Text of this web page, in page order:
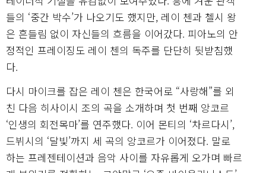
들의 ‘중간 박수’가 나오기도 했지만, 레이 첸과 첼시 왕
은 흔들림 없이 자신들의 흐름을 이어갔다. 피아노의 안
정적인 프레이징도 레이 첸의 독주를 단단히 뒷받침했
다.
다시 마이크를 잡은 레이 첸은 한국어로 “사랑해”를 외
친 다음 히사이시 조의 곡을 소개하며 첫 번째 앙코르
‘인생의 회전목마’를 연주했다. 이어 몬티의 ‘차르다시’,
드뷔시의 ‘달빛’까지 세 곡의 앙코르가 이어졌다. 말로
하는 프레젠테이션과 음악 사이를 자유롭게 오가며 빠르